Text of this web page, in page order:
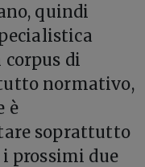
quindi
corpus di
normativo,
è
soprattutto
i prossimi due